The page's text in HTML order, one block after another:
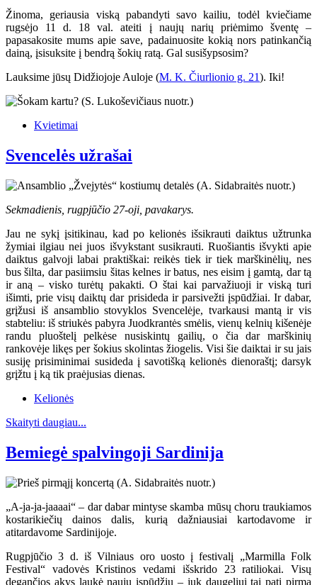
Žinoma, geriausia viską pabandyti savo kailiu, todėl kviečiame
rugsėjo 11 d. 18 val. ateiti į naujų narių priėmimo šventę –
papasakosite mums apie save, padainuosite kokią nors patinkančią
dainą, įsisuksite į bendrą šokių ratą. Gal susišypsosim?
Lauksime jūsų Didžiojoje Auloje (M. K. Čiurlionio g. 21). Iki!
Kvietimai
Svencelės užrašai
Sekmadienis, rugpjūčio 27-oji, pavakarys.
Jau ne sykį įsitikinau, kad po kelionės išsikrauti daiktus užtrunka
žymiai ilgiau nei juos išvykstant susikrauti. Ruošiantis išvykti apie
daiktus galvoji labai praktiškai: reikės tiek ir tiek marškinėlių, nes
bus šilta, dar pasiimsiu šitas kelnes ir batus, nes eisim į gamtą, dar tą
ir aną – visko turėtų pakakti. O štai kai parvažiuoji ir viską turi
išimti, prie visų daiktų dar prisideda ir parsivežti įspūdžiai. Ir dabar,
grįžusi iš ansamblio stovyklos Svencelėje, tvarkausi mantą ir vis
stabteliu: iš striukės pabyra Juodkrantės smėlis, vienų kelnių kišenėje
randu pluoštelį pelkėse nusiskintų gailių, o čia dar marškinių
rankovėje likęs per šokius skolintas žiogelis. Visi šie daiktai ir su jais
susiję prisiminimai susideda į savotišką kelionės dienoraštį; darsyk
grįžtu į ką tik praėjusias dienas.
Kelionės
Skaityti daugiau...
Bemiegė spalvingoji Sardinija
„A-ja-ja-jaaaai“ – dar dabar mintyse skamba mūsų choru traukiamos
kostarikiečių dainos dalis, kurią dažniausiai kartodavome ir
atitardavome Sardinijoje.
Rugpjūčio 3 d. iš Vilniaus oro uosto į festivalį „Marmilla Folk
Festival“ vadovės Kristinos vedami išskrido 23 ratiliokai. Visų
degančios akys laukė naujų įspūdžių – juk daugeliui tai pati pirma